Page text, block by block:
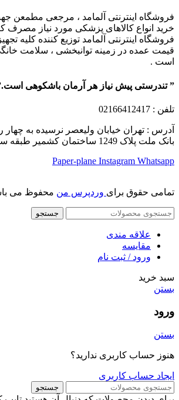
فروشگاه اینترنتی آلمامد ، مرجعی مطمعن
خرید انواع کالاهای پزشکی مورد نیاز مصرف
فروشگاه اینترنتی آلمامد توزیع کننده کلیه
قیمت عمده در زمینه توانبخشی ، سلامت
است .
” تندرستی پیش نیاز هر آرمان باشکوهی
تلفن : 02166412417
آدرس : تهران خیابان ولیعصر نرسیده به
بانک ملت پلاک 1249 ساختمان کشمیر طبقه سوم واحد 2
Paper-plane Instagram Whatsapp
تمامی حقوق برای وردپرس من محفوظ می
جستجو
علاقه مندی
مقایسه
ورود / ثبت نام
سبد خرید
بستن
ورود
بستن
هنوز حساب کاربری ندارید؟
ایجاد حساب کاربری
جستجو